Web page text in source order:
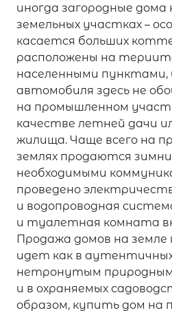
иногда загородные
земельных участках –
касается больших
расположены на
населенными пунктами,
автомобиля здесь не
на промышленном
качестве летней дачи
жилища. Чаще всего на
землях продаются
необходимыми
проведено
и водопроводная
и туалетная комната
Продажа домов на земле
идет как в аутентичных
нетронутым
и в охраняемых
образом, купить дом на